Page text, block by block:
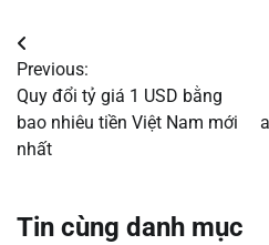
Điều
hướng
bài
Previous:
Quy đổi tỷ giá 1 USD bằng
bao nhiêu tiền Việt Nam mới
nhất
Tin cùng danh mục